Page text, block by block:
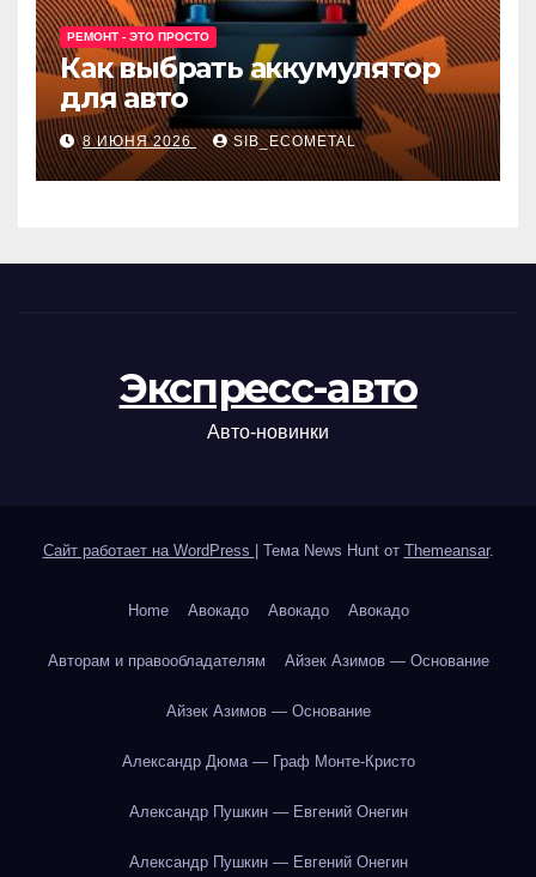
РЕМОНТ - ЭТО ПРОСТО
Как выбрать аккумулятор
для авто
8 ИЮНЯ 2026 SIB_ECOMETAL
Экспресс-авто
Авто-новинки
Сайт работает на WordPress Тема News Hunt от Themeansar.
Home Авокадо Авокадо Авокадо
Авторам и правообладателям Айзек Азимов — Основание
Айзек Азимов — Основание
Александр Дюма — Граф Монте-Кристо
Александр Пушкин — Евгений Онегин
Александр Пушкин — Евгений Онегин